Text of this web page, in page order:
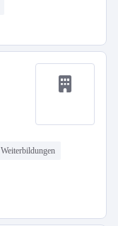
Weiterbildungen